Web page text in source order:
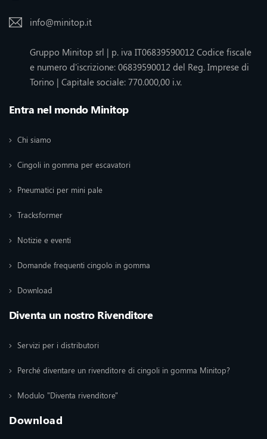
info@minitop.it
Gruppo Minitop srl | p. iva IT06839590012 Codice fiscale
e numero d'iscrizione: 06839590012 del Reg. Imprese di
Torino | Capitale sociale: 770.000,00 i.v.
Entra nel mondo Minitop
Chi siamo
Cingoli in gomma per escavatori
Pneumatici per mini pale
Tracksformer
Notizie e eventi
Domande frequenti cingolo in gomma
Download
Diventa un nostro Rivenditore
Servizi per i distributori
Perché diventare un rivenditore di cingoli in gomma Minitop?
Modulo "Diventa rivenditore"
Download